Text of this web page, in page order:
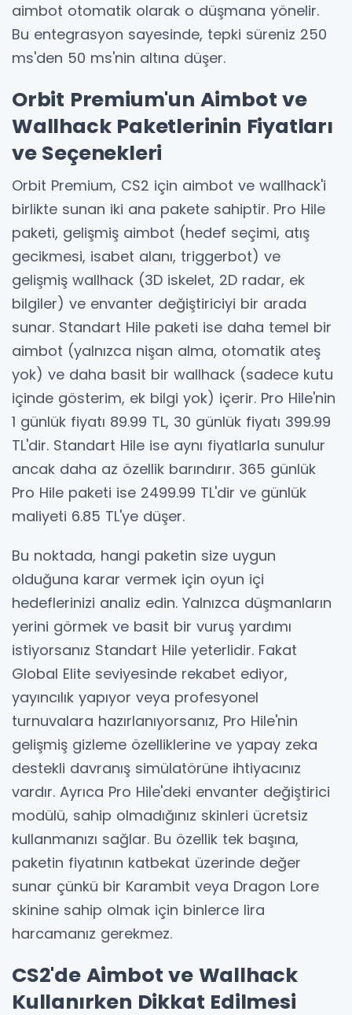
aimbot otomatik olarak o düşmana yönelir.
Bu entegrasyon sayesinde, tepki süreniz 250
ms'den 50 ms'nin altına düşer.
Orbit Premium'un Aimbot ve
Wallhack Paketlerinin Fiyatları
ve Seçenekleri
Orbit Premium, CS2 için aimbot ve wallhack'i
birlikte sunan iki ana pakete sahiptir. Pro Hile
paketi, gelişmiş aimbot (hedef seçimi, atış
gecikmesi, isabet alanı, triggerbot) ve
gelişmiş wallhack (3D iskelet, 2D radar, ek
bilgiler) ve envanter değiştiriciyi bir arada
sunar. Standart Hile paketi ise daha temel bir
aimbot (yalnızca nişan alma, otomatik ateş
yok) ve daha basit bir wallhack (sadece kutu
içinde gösterim, ek bilgi yok) içerir. Pro Hile'nin
1 günlük fiyatı 89.99 TL, 30 günlük fiyatı 399.99
TL'dir. Standart Hile ise aynı fiyatlarla sunulur
ancak daha az özellik barındırır. 365 günlük
Pro Hile paketi ise 2499.99 TL'dir ve günlük
maliyeti 6.85 TL'ye düşer.
Bu noktada, hangi paketin size uygun
olduğuna karar vermek için oyun içi
hedeflerinizi analiz edin. Yalnızca düşmanların
yerini görmek ve basit bir vuruş yardımı
istiyorsanız Standart Hile yeterlidir. Fakat
Global Elite seviyesinde rekabet ediyor,
yayıncılık yapıyor veya profesyonel
turnuvalara hazırlanıyorsanız, Pro Hile'nin
gelişmiş gizleme özelliklerine ve yapay zeka
destekli davranış simülatörüne ihtiyacınız
vardır. Ayrıca Pro Hile'deki envanter değiştirici
modülü, sahip olmadığınız skinleri ücretsiz
kullanmanızı sağlar. Bu özellik tek başına,
paketin fiyatının katbekat üzerinde değer
sunar çünkü bir Karambit veya Dragon Lore
skinine sahip olmak için binlerce lira
harcamanız gerekmez.
CS2'de Aimbot ve Wallhack
Kullanırken Dikkat Edilmesi